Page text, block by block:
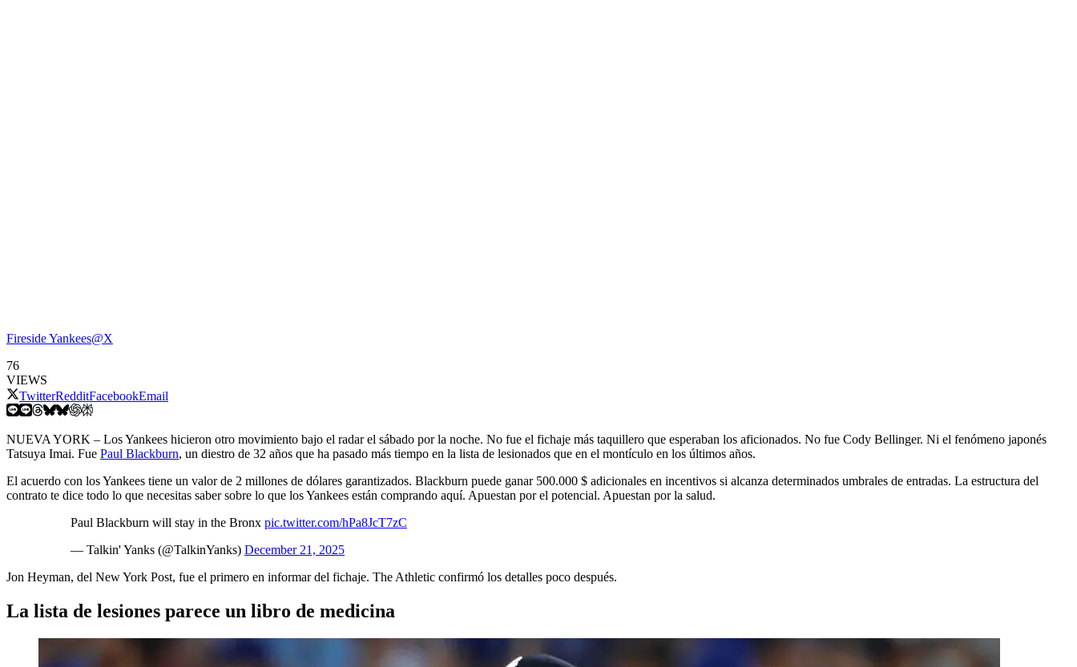
Fireside Yankees@X
76
VIEWS
TwitterRedditFacebookEmail
NUEVA YORK – Los Yankees hicieron otro movimiento bajo el radar el sábado por la noche. No fue el fichaje más taquillero que esperaban los aficionados. No fue Cody Bellinger. Ni el fenómeno japonés
Tatsuya Imai. Fue Paul Blackburn, un diestro de 32 años que ha pasado más tiempo en la lista de lesionados que en el montículo en los últimos años.
El acuerdo con los Yankees tiene un valor de 2 millones de dólares garantizados. Blackburn puede ganar 500.000 $ adicionales en incentivos si alcanza determinados umbrales de entradas. La estructura del
contrato te dice todo lo que necesitas saber sobre lo que los Yankees están comprando aquí. Apuestan por el potencial. Apuestan por la salud.
Paul Blackburn will stay in the Bronx pic.twitter.com/hPa8JcT7zC
— Talkin' Yanks (@TalkinYanks) December 21, 2025
Jon Heyman, del New York Post, fue el primero en informar del fichaje. The Athletic confirmó los detalles poco después.
La lista de lesiones parece un libro de medicina